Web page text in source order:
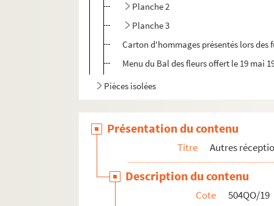
Planche 2
Planche 3
Carton d'hommages présentés lors des
Menu du Bal des fleurs offert le 19 mai
Pièces isolées
Présentation du contenu
Titre Autres
Description du contenu
Cote
504QO/19